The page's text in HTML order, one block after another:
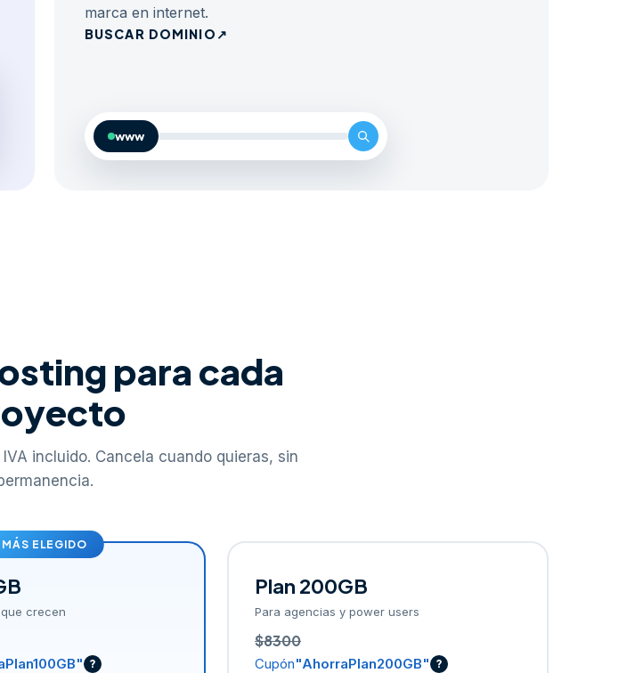
marca en internet.
BUSCAR DOMINIO ↗
www
para cada
incluido. Cancela cuando quieras, sin
MÁS ELEGIDO
crecen
?
Plan 200GB
Para agencias y power users
$8300
Cupón"AhorraPlan200GB" ?